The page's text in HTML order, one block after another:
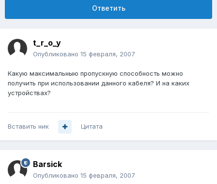
Ответить
t_r_o_y
Опубликовано 15 февраля, 2007
Какую максимальныю пропускную способность можно
получить при использовании данного кабеля? И на каких
устройствах?
Вставить ник Цитата
Barsick
Опубликовано 15 февраля, 2007